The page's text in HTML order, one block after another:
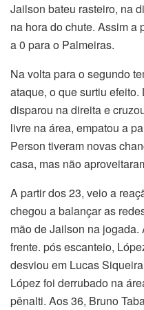
Jailson bateu rasteiro, na
na hora do chute. Assim a
a 0 para o Palmeiras.
Na volta para o segundo
ataque, o que surtiu
disparou na direita e
livre na área, empatou a
Person tiveram novas
casa, mas não
A partir dos 23, veio a
chegou a balançar as
mão de Jailson na
frente. pós escanteio,
desviou em Lucas
López foi derrubado na
pênalti. Aos 36, Bruno